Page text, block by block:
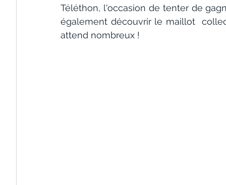
Téléthon, l'occasion de tenter de
également découvrir le maillot
attend nombreux !